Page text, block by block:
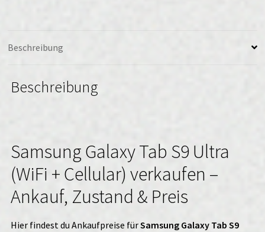
Beschreibung
Beschreibung
Samsung Galaxy Tab S9 Ultra
(WiFi + Cellular) verkaufen –
Ankauf, Zustand & Preis
Hier findest du Ankaufpreise fürSamsung Galaxy Tab S9